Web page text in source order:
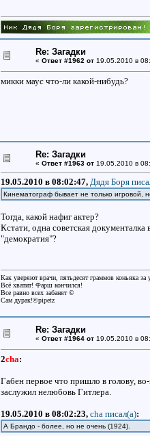
Re: Загадки
« Ответ #1962 от19.05.2010 в
микки маус что-ли какой-нибудь?
Re: Загадки
« Ответ #1963 от19.05.2010 в
19.05.2010 в 08:02:47, Дядя Боря
Кинематограф бывает не только игровой,
Тогда, какой нафиг актер?
Кстати, одна советская
"демократия"?
Как уверяют врачи, пятьдесят граммов коньяка
Всё хватит! Фарш кончился!
Все равно всех забанят ©
Сам дурак!©pipetz
Re: Загадки
« Ответ #1964 от19.05.2010 в
2cha:
Габен первое что пришло в голову,
заслужил нелюбовь Гитлера.
19.05.2010 в 08:02:23, cha писал(a):
А Брандо - более, но не очень (1924).